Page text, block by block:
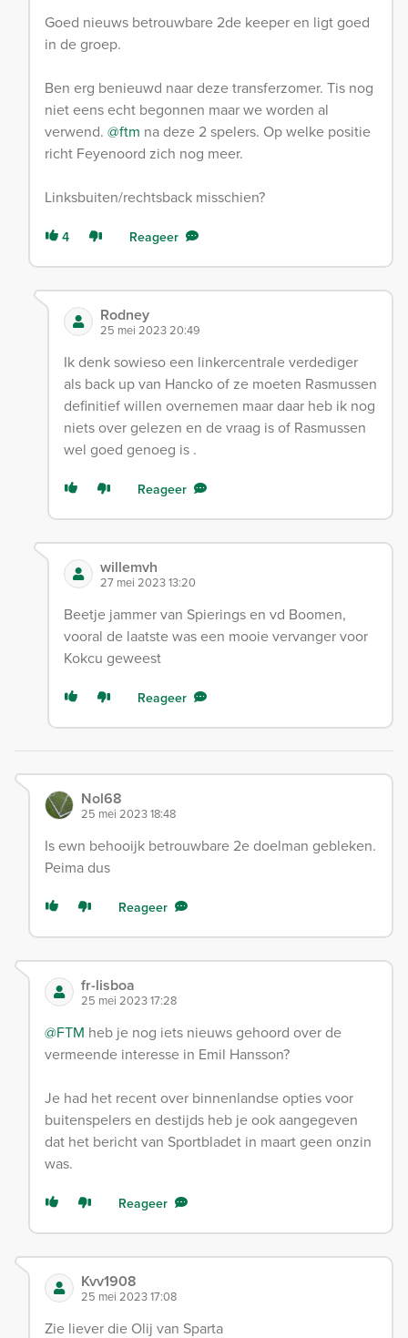
Goed nieuws betrouwbare 2de keeper en ligt goed
in de groep.
Ben erg benieuwd naar deze transferzomer. Tis nog
niet eens echt begonnen maar we worden al
verwend. @ftm na deze 2 spelers. Op welke positie
richt Feyenoord zich nog meer.
Linksbuiten/rechtsback misschien?
4 Reageer
Rodney
25 mei 2023 20:49
Ik denk sowieso een linkercentrale verdediger
als back up van Hancko of ze moeten Rasmussen
definitief willen overnemen maar daar heb ik nog
niets over gelezen en de vraag is of Rasmussen
wel goed genoeg is .
Reageer
willemvh
27 mei 2023 13:20
Beetje jammer van Spierings en vd Boomen,
vooral de laatste was een mooie vervanger voor
Kokcu geweest
Reageer
Nol68
25 mei 2023 18:48
Is ewn behooijk betrouwbare 2e doelman gebleken.
Peima dus
Reageer
fr-lisboa
25 mei 2023 17:28
@FTM heb je nog iets nieuws gehoord over de
vermeende interesse in Emil Hansson?
Je had het recent over binnenlandse opties voor
buitenspelers en destijds heb je ook aangegeven
dat het bericht van Sportbladet in maart geen onzin
was.
Reageer
Kvv1908
25 mei 2023 17:08
Zie liever die Olij van Sparta